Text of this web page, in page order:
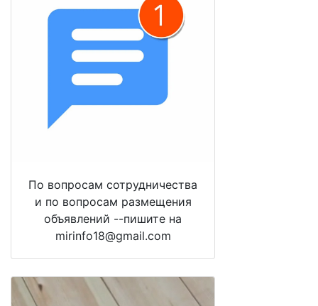
По вопросам сотрудничества
и по вопросам размещения
объявлений --пишите на
mirinfo18@gmail.com